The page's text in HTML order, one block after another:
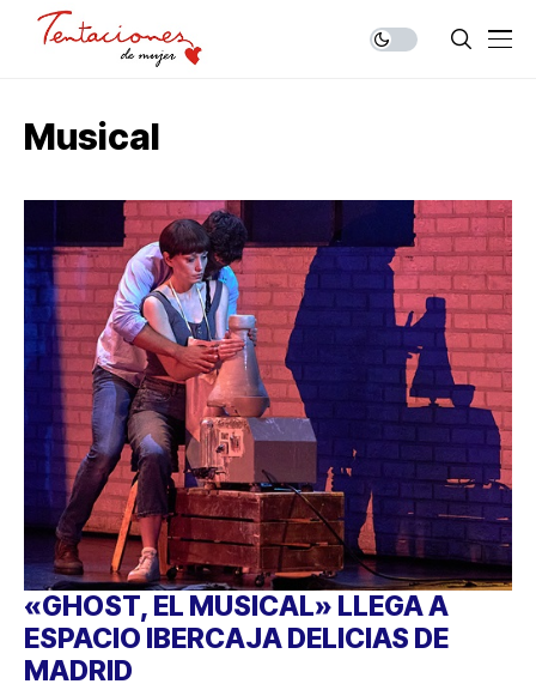
Musical
«GHOST, EL MUSICAL» LLEGA A
ESPACIO IBERCAJA DELICIAS DE
MADRID